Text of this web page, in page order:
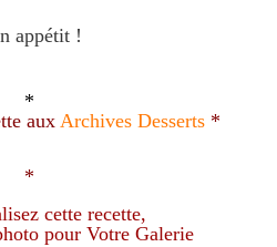
appétit !
*
aux Archives Desserts *
*
cette recette,
pour Votre Galerie